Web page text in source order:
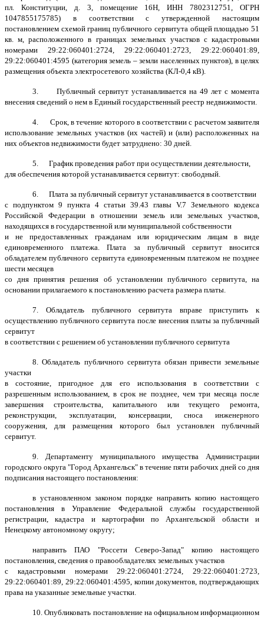
пл. Конституции, д. 3, помещение 16Н, ИНН 7802312751, ОГРН
1047855175785) в соответствии с утвержденной настоящим
постановлением схемой границ публичного сервитута общей площадью 51
кв. м, расположенного в границах земельных участков с кадастровыми
номерами 29:22:060401:2724, 29:22:060401:2723, 29:22:060401:89,
29:22:060401:4595 (категория земель – земли населенных пунктов), в целях
размещения объекта электросетевого хозяйства (КЛ-0,4 кВ).
3. Публичный сервитут устанавливается на 49 лет с момента
внесения сведений о нем в Единый государственный реестр недвижимости.
4. Срок, в течение которого в соответствии с расчетом заявителя
использование земельных участков (их частей) и (или) расположенных на
них объектов недвижимости будет затруднено: 30 дней.
5. График проведения работ при осуществлении деятельности,
для обеспечения которой устанавливается сервитут: свободный.
6. Плата за публичный сервитут устанавливается в соответствии
с подпунктом 9 пункта 4 статьи 39.43 главы V.7 Земельного кодекса
Российской Федерации в отношении земель или земельных участков,
находящихся в государственной или муниципальной собственности
и не предоставленных гражданам или юридическим лицам в виде
единовременного платежа. Плата за публичный сервитут вносится
обладателем публичного сервитута единовременным платежом не позднее
шести месяцев
со дня принятия решения об установлении публичного сервитута, на
основании прилагаемого к постановлению расчета размера платы.
7. Обладатель публичного сервитута вправе приступить к
осуществлению публичного сервитута после внесения платы за публичный
сервитут
в соответствии с решением об установлении публичного сервитута
8. Обладатель публичного сервитута обязан привести земельные
участки
в состояние, пригодное для его использования в соответствии с
разрешенным использованием, в срок не позднее, чем три месяца после
завершения строительства, капитального или текущего ремонта,
реконструкции, эксплуатации, консервации, сноса инженерного
сооружения, для размещения которого был установлен публичный
сервитут.
9. Департаменту муниципального имущества Администрации
городского округа "Город Архангельск" в течение пяти рабочих дней со дня
подписания настоящего постановления:
в установленном законом порядке направить копию настоящего
постановления в Управление Федеральной службы государственной
регистрации, кадастра и картографии по Архангельской области и
Ненецкому автономному округу;
направить ПАО "Россети Северо-Запад" копию настоящего
постановления, сведения о правообладателях земельных участков
с кадастровыми номерами 29:22:060401:2724, 29:22:060401:2723,
29:22:060401:89, 29:22:060401:4595, копии документов, подтверждающих
права на указанные земельные участки.
10. Опубликовать постановление на официальном информационном